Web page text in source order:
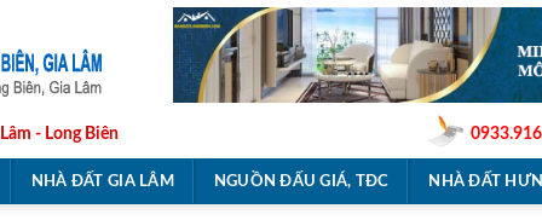
- Long Biên
NHÀ ĐẤT GIA LÂM NGUỒN ĐẤU GIÁ, TĐC NHÀ ĐẤT